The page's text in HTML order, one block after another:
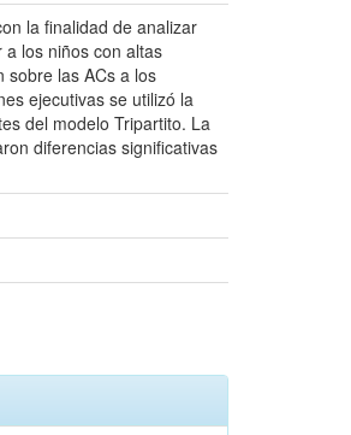
la finalidad de analizar
los niños con altas
sobre las ACs a los
ejecutivas se utilizó la
del modelo Tripartito. La
diferencias significativas